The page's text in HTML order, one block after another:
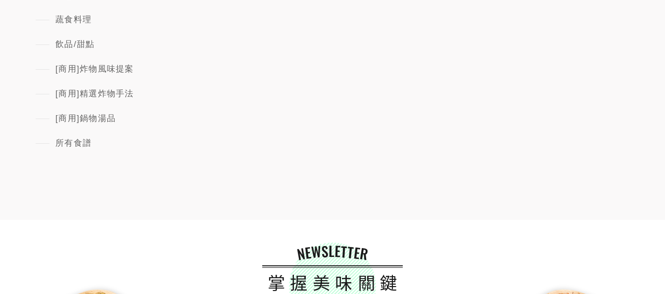
蔬食料理
飲品/甜點
[商用]炸物風味提案
[商用]精選炸物手法
[商用]鍋物湯品
所有食譜
NEWSLETTER
掌握美味關鍵